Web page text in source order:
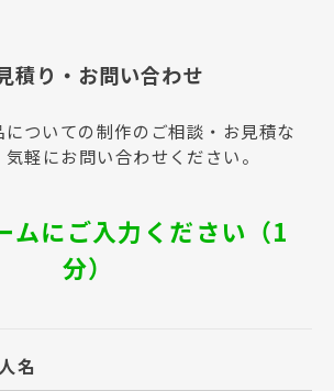
積り・お問い合わせ
についての制作のご相談・お見積な
気軽にお問い合わせください。
ムにご入力ください（1
分）
名